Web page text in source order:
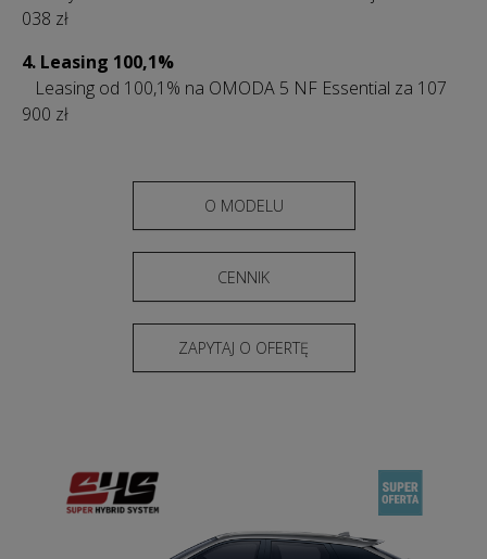
038 zł
4. Leasing 100,1%
Leasing od 100,1% na OMODA 5 NF Essential za 107
900 zł
O MODELU
CENNIK
ZAPYTAJ O OFERTĘ